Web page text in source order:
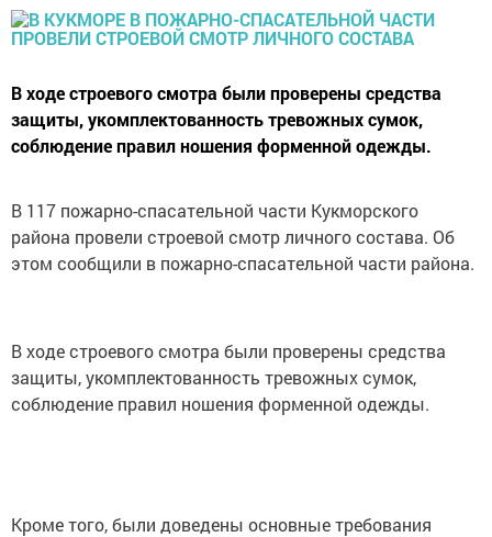
В ходе строевого смотра были проверены средства
защиты, укомплектованность тревожных сумок,
соблюдение правил ношения форменной одежды.
В 117 пожарно-спасательной части Кукморского
района провели строевой смотр личного состава. Об
этом сообщили в пожарно-спасательной части района.
В ходе строевого смотра были проверены средства
защиты, укомплектованность тревожных сумок,
соблюдение правил ношения форменной одежды.
Кроме того, были доведены основные требования